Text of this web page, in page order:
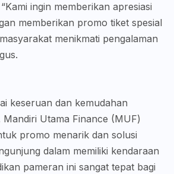
ingin memberikan apresiasi
memberikan promo tiket spesial
menikmati pengalaman
keseruan dan kemudahan
Utama Finance (MUF)
promo menarik dan solusi
dalam memiliki kendaraan
pameran ini sangat tepat bagi